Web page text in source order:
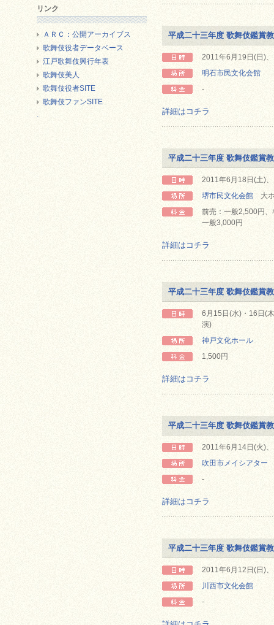
平成二十三年度 歌舞伎鑑賞
2011年6月19日(日)
明石市民文化会館
-
詳細はコチラ
平成二十三年度 歌舞伎鑑賞
2011年6月18日(土)
堺市民文化会館 大
前売：一般2,500円、
一般3,000円
詳細はコチラ
平成二十三年度 歌舞伎鑑賞
6月15日(水)・16日(
演)
神戸文化ホール
1,500円
詳細はコチラ
平成二十三年度 歌舞伎鑑賞
2011年6月14日(火)
吹田市メイシアター
-
詳細はコチラ
平成二十三年度 歌舞伎鑑賞
2011年6月12日(日)
川西市文化会館
-
リンク
ＡＲＣ：公開アーカイブス
歌舞伎役者データベース
江戸歌舞伎興行年表
歌舞伎美人
歌舞伎役者SITE
歌舞伎ファンSITE
.